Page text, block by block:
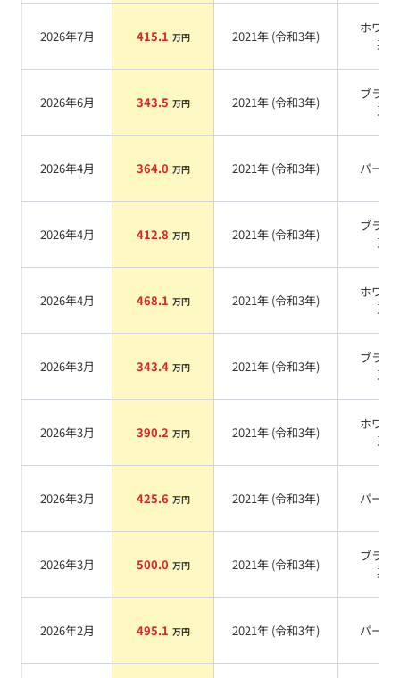
2026年7月 415.1 万円 2021年 (令和3年)
ホワイ
系
2026年6月 343.5 万円 2021年 (令和3年)
ブラッ
系
2026年4月 364.0 万円 2021年 (令和3年) パール
2026年4月 412.8 万円 2021年 (令和3年)
ブラッ
系
2026年4月 468.1 万円 2021年 (令和3年)
ホワイ
系
2026年3月 343.4 万円 2021年 (令和3年)
ブラッ
系
2026年3月 390.2 万円 2021年 (令和3年)
ホワイ
系
2026年3月 425.6 万円 2021年 (令和3年) パール
2026年3月 500.0 万円 2021年 (令和3年)
ブラッ
系
2026年2月 495.1 万円 2021年 (令和3年) パール